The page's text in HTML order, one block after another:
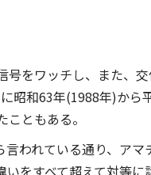
号をワッチし、また、
昭和63年(1988年)から
ともある。
われている通り、アマ
をすべて超えて対等に